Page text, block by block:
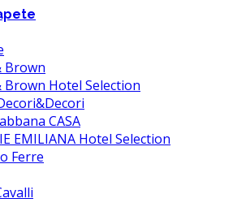
Brown
Brown Hotel Selection
CASA
EMILIANA Hotel Selection
Ferre